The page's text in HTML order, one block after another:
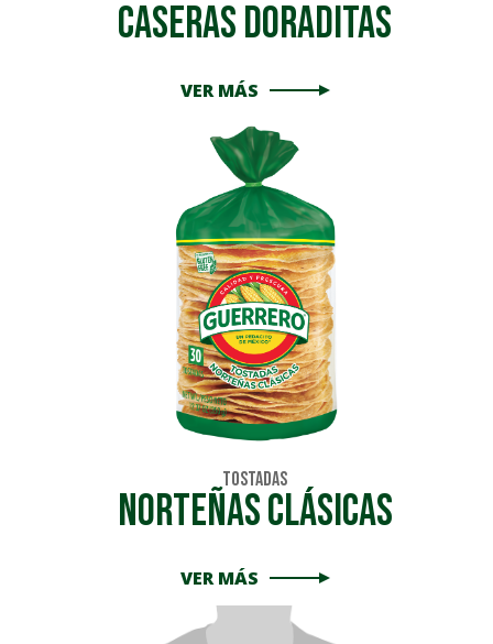
Caseras Doraditas
VER MÁS
Tostadas
Norteñas Clásicas
VER MÁS